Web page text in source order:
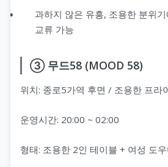
과하지 않은 유흥, 조용한 분위
교류 가능
③ 무드58 (MOOD 58)
위치: 종로5가역 후면 / 조용한 프라
운영시간: 20:00 ~ 02:00
형태: 조용한 2인 테이블 + 여성 도